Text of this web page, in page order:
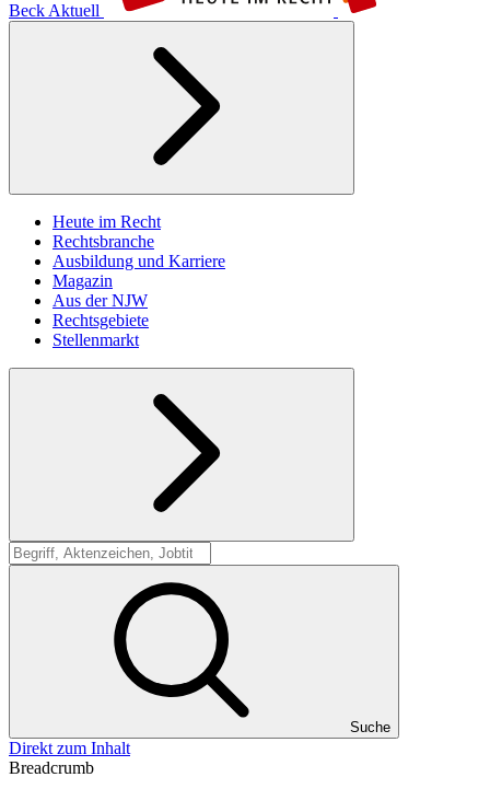
Beck Aktuell
Heute im Recht
Rechtsbranche
Ausbildung und Karriere
Magazin
Aus der NJW
Rechtsgebiete
Stellenmarkt
Suche
Suche
Direkt zum Inhalt
Breadcrumb